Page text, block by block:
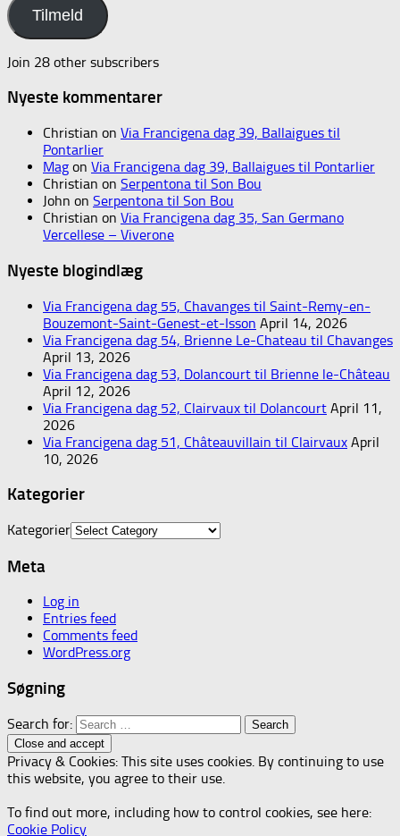
Tilmeld
Join 28 other subscribers
Nyeste kommentarer
Christian on Via Francigena dag 39, Ballaigues til
Pontarlier
Mag on Via Francigena dag 39, Ballaigues til Pontarlier
Christian on Serpentona til Son Bou
John on Serpentona til Son Bou
Christian on Via Francigena dag 35, San Germano
Vercellese – Viverone
Nyeste blogindlæg
Via Francigena dag 55, Chavanges til Saint-Remy-en-
Bouzemont-Saint-Genest-et-Isson April 14, 2026
Via Francigena dag 54, Brienne Le-Chateau til Chavanges
April 13, 2026
Via Francigena dag 53, Dolancourt til Brienne le-Château
April 12, 2026
Via Francigena dag 52, Clairvaux til Dolancourt April 11,
2026
Via Francigena dag 51, Châteauvillain til Clairvaux April
10, 2026
Kategorier
Kategorier
Meta
Log in
Entries feed
Comments feed
WordPress.org
Søgning
Search for:
Privacy & Cookies: This site uses cookies. By continuing to use
this website, you agree to their use.
To find out more, including how to control cookies, see here:
Cookie Policy